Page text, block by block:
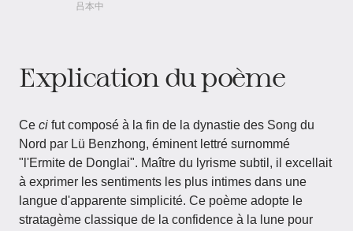
吕本中
Explication du poème
Ce ci fut composé à la fin de la dynastie des Song du
Nord par Lü Benzhong, éminent lettré surnommé
"l'Ermite de Donglai". Maître du lyrisme subtil, il excellait
à exprimer les sentiments les plus intimes dans une
langue d'apparente simplicité. Ce poème adopte le
stratagème classique de la confidence à la lune pour